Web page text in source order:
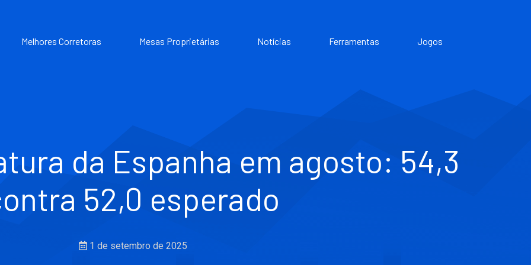
Melhores Corretoras Mesas Proprietárias Notícias Ferramentas Jogos
da Espanha em agosto: 54,3
52,0 esperado
1 de setembro de 2025